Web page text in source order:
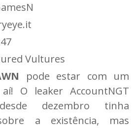
Vultures
pode estar com um
O leaker AccountNGT
dezembro tinha
a existência, mas